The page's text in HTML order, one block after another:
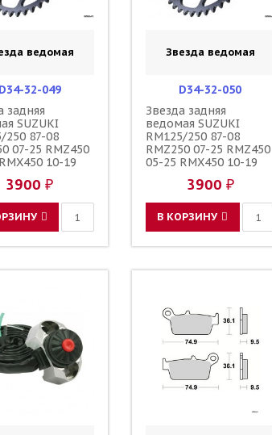
ведомая
D34-32-049
задняя
SUZUKI
250 87-08
07-25 RMZ450
10-19
49
3900 ₽
Звезда ведомая
D34-32-050
Звезда задняя
ведомая SUZUKI
RM125/250 87-08
RMZ250 07-25 RMZ450
05-25 RMX450 10-19
50 JTR808 123U-520-50
3900 ₽
В КОРЗИНУ